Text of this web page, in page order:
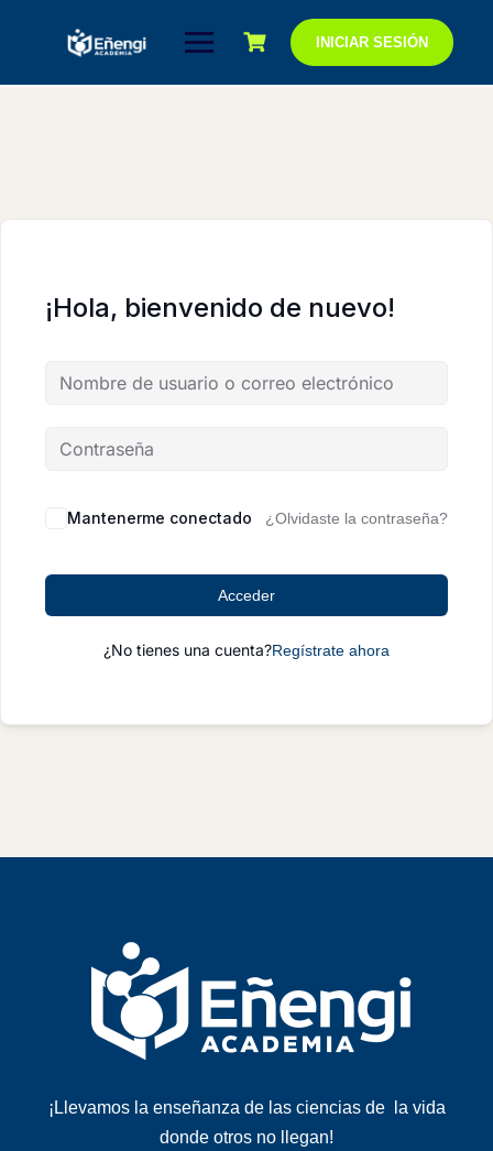
INICIAR SESIÓN
¡Hola, bienvenido de nuevo!
Mantenerme conectado ¿Olvidaste la contraseña?
Acceder
¿No tienes una cuenta?Regístrate ahora
¡Llevamos la enseñanza de las ciencias de la vida
donde otros no llegan!